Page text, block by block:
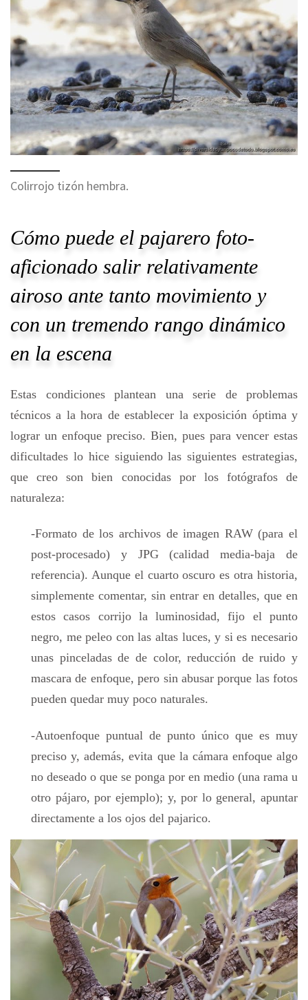
Colirrojo tizón hembra.
Cómo puede el pajarero foto-
aficionado salir relativamente
airoso ante tanto movimiento y
con un tremendo rango dinámico
en la escena
Estas condiciones plantean una serie de problemas
técnicos a la hora de establecer la exposición óptima y
lograr un enfoque preciso. Bien, pues para vencer estas
dificultades lo hice siguiendo las siguientes estrategias,
que creo son bien conocidas por los fotógrafos de
naturaleza:
-Formato de los archivos de imagen RAW (para el
post-procesado) y JPG (calidad media-baja de
referencia). Aunque el cuarto oscuro es otra historia,
simplemente comentar, sin entrar en detalles, que en
estos casos corrijo la luminosidad, fijo el punto
negro, me peleo con las altas luces, y si es necesario
unas pinceladas de de color, reducción de ruido y
mascara de enfoque, pero sin abusar porque las fotos
pueden quedar muy poco naturales.
-Autoenfoque puntual de punto único que es muy
preciso y, además, evita que la cámara enfoque algo
no deseado o que se ponga por en medio (una rama u
otro pájaro, por ejemplo); y, por lo general, apuntar
directamente a los ojos del pajarico.